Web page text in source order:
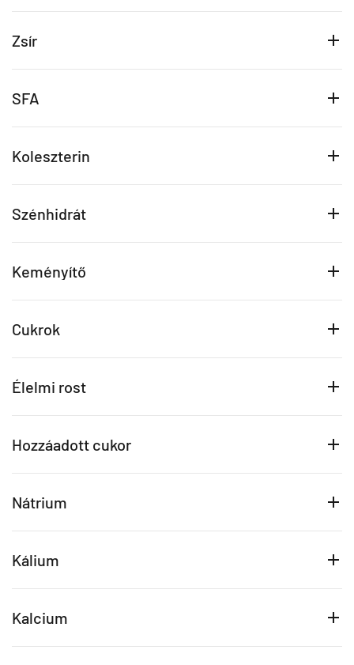
Zsír
SFA
Koleszterin
Szénhidrát
Keményítő
Cukrok
Élelmi rost
Hozzáadott cukor
Nátrium
Kálium
Kalcium